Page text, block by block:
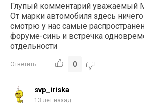
Глупый комментарий уважаемый
От марки автомобиля здесь
смотрю у нас самые
форуме-синь и встречка
отдельности
Ответить 0
svp_iriska
13 лет назад